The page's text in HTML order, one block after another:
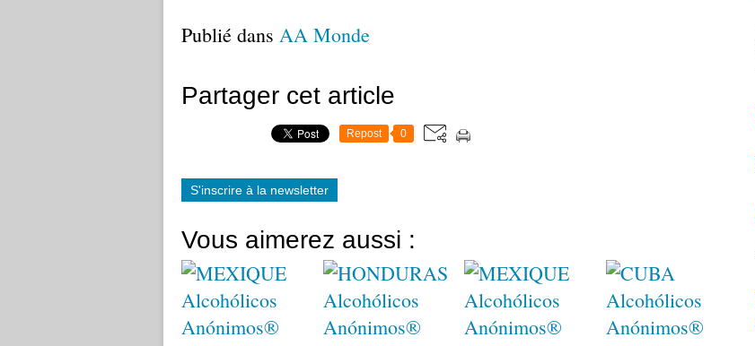
Publié dans AA Monde
Partager cet article
Repost 0
S'inscrire à la newsletter
Vous aimerez aussi :